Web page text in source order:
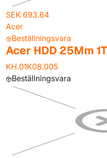
SEK 693.64
Acer
Beställningsvara
Acer HDD 25Mm
KH.01K08.005
Beställningsvara